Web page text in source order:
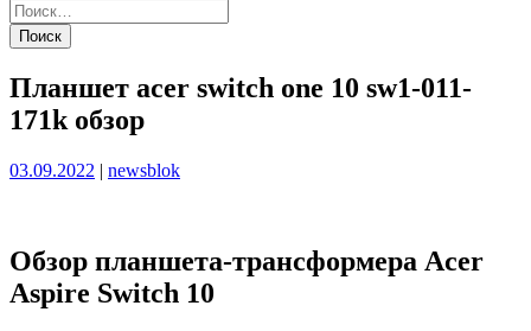
Планшет acer switch one 10 sw1-011-
171k обзор
Опубликовано
03.09.2022 | Опубликовано
newsblok
Обзор планшета-трансформера Acer
Aspire Switch 10